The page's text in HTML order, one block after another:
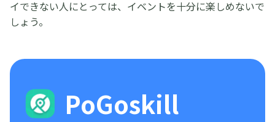
イできない人にとっては、イベントを十分に楽しめないで
しょう。
PoGoskill